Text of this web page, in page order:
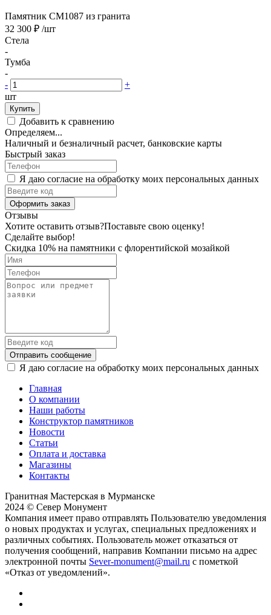
Памятник CM1087 из гранита
32 300 ₽ /шт
Стела
-
Тумба
-
-
+
шт
Купить
Добавить к сравнению
Определяем...
Наличный и безналичный расчет, банковские карты
Быстрый заказ
Я даю согласие на обработку моих персональных данных
Оформить заказ
Отзывы
Хотите оставить отзыв?Поставьте свою оценку!
Сделайте выбор!
Скидка 10% на памятники с флорентийской мозайкой
Отправить сообщение
Я даю согласие на обработку моих персональных данных
Главная
О компании
Наши работы
Конструктор памятников
Новости
Статьи
Оплата и доставка
Магазины
Контакты
Гранитная Мастерская в Мурманске
2024 © Север Монумент
Компания имеет право отправлять Пользователю уведомления
о новых продуктах и услугах, специальных предложениях и
различных событиях. Пользователь может отказаться от
получения сообщений, направив Компании письмо на адрес
электронной почты Sever-monument@mail.ru с пометкой
«Отказ от уведомлений».